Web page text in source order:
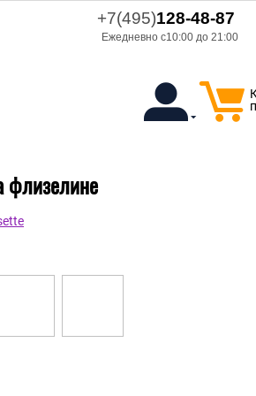
+7(495)128-48-87
Ежедневно с10:00 до 21:00
флизелине